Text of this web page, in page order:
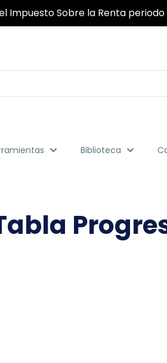
fiabilidad garantizada para que
Biblioteca